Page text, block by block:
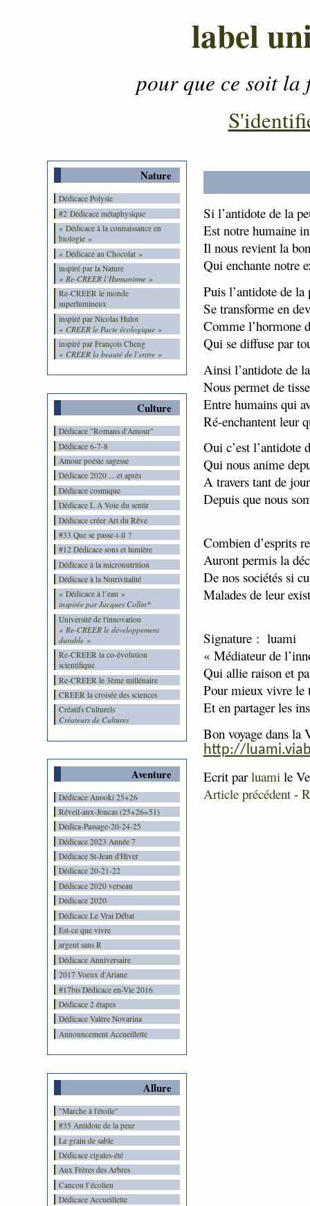
label
pour que ce soit
Nature
Dédicace Polysie
#2 Dédicace métaphysique
« Dédicace à la connaissance en
biologie »
« Dédicace au Chocolat »
inspiré par la Nature
« Re-CREER l’Humanisme »
Re-CREER le monde
superlumineux
inspiré par Nicolas Hulot
« CREER le Pacte écologique »
inspiré par François Cheng
« CREER la beauté de l’entre »
Culture
Dédicace "Romans d'Amour"
Dédicace 6-7-8
Amour poésie sagesse
Dédicace 2020 …et après
Dédicace cosmique
Dédicace L A Voie du sentir
Dédicace créer Art du Rêve
#33 Que se passe-t-il ?
#12 Dédicace sons et lumière
Dédicace à la micronutrition
Dédicace à la Nutrivitalité
« Dédicace à l’eau »
inspirée par Jacques Collin*
Université de l'innovation
« Re-CREER le développement
durable »
Re-CREER la co-évolution
scientifique
Re-CREER le 3ème millénaire
CREER la croisée des sciences
Créatifs Culturels
Créateurs de Cultures
Aventure
Dédicace Anooki 25+26
Réveil-aux-Joncas (25+26=51)
Dédica-Passage-20-24-25
Dédicace 2023 Année 7
Dédicace St-Jean d'Hiver
Dédicace 20-21-22
Dédicace 2020 verseau
Dédicace 2020
Dédicace Le Vrai Débat
Est-ce que vivre
argent sans R
Dédicace Anniversaire
2017 Voeux d'Ariane
#17bis Dédicace en-Vie 2016
Dédicace 2 étapes
Dédicace Valère Novarina
Announcement Accueillette
Allure
"Marche à l'étoile"
#35 Antidote de la peur
Le grain de sable
Dédicace cigales-été
Aux Frères des Arbres
Cancou l’écolieu
Dédicace Accueillette
Si l’antidote de la
Est notre humaine
Il nous revient la
Qui enchante notre
Puis l’antidote de la
Se transforme en
Comme l’hormone
Qui se diffuse par
Ainsi l’antidote de
Nous permet de
Entre humains qui
Ré-enchantent leur
Oui c’est l’antidote
Qui nous anime
A travers tant de
Depuis que nous
Combien d’esprits
Auront permis la
De nos sociétés si
Malades de leur
Signature : luami
« Médiateur de
Qui allie raison et
Pour mieux vivre le
Et en partager les
Bon voyage dans la
http://
Ecrit parluami le
Article précédent-